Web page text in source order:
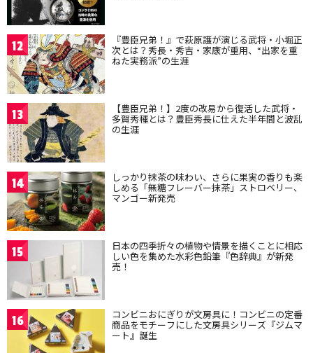
12 『豊臣兄弟！』で萩原護が演じる武将・小堀正
次とは？秀長・秀吉・家康が重用、“出家を重
ねた実務派”の生涯
13 【豊臣兄弟！】2度の改易から復活した武将・
多賀秀種とは？豊臣秀長に仕えた半年間と波乱
の生涯
14 しっかり抹茶の味わい、さらに果実の香りも楽
しめる「無糖フレーバー抹茶」ストロベリー、
マンゴー新発売
15 日本の四季折々の植物や情景を描くことに相応
しい色を集めた水彩色鉛筆『色辞典』が新発
売！
16 コンビニおにぎりが文房具に！コンビニの定番
商品をモチーフにした文房具シリーズ『ジムマ
ート』誕生